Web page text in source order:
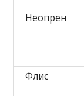
Неопрен
Флис